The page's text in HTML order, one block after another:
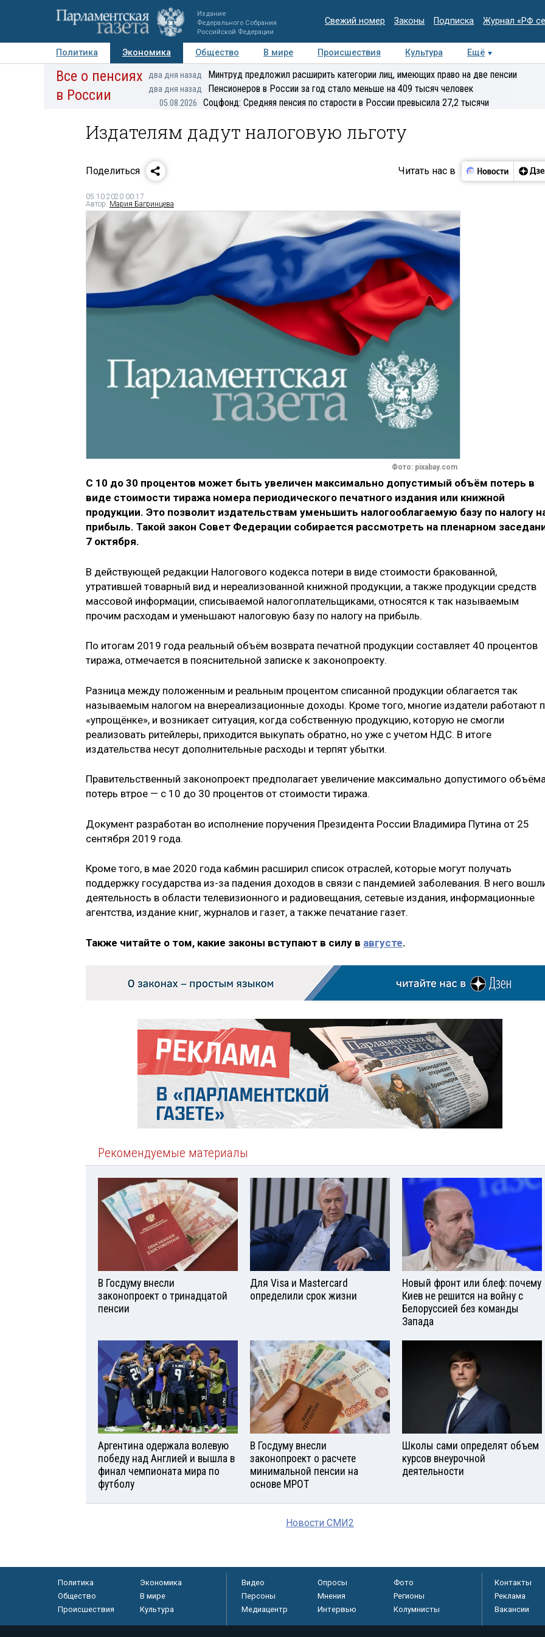
Издание
Федерального Собрания
Российской Федерации
Свежий номер Законы Подписка Журнал «РФ
Политика Экономика Общество В мире Происшествия Культура
Ещё
Авторы Персоны Мнения Регионы Медиацентр Интервью Колумнисты
Все о пенсиях
в России
два дня назад Минтруд предложил расширить категории лиц, имеющих право на две пенсии
два дня назад Пенсионеров в России за год стало меньше на 409 тысяч человек
05.08.2026 Соцфонд: Средняя пенсия по старости в России превысила 27,2 тысячи
Издателям дадут налоговую льготу
Поделиться Читать нас в
05.10.2020 00:17
Автор: Мария Багринцева
Фото: pixabay.com
С 10 до 30 процентов может быть увеличен максимально допустимый объём потерь в
виде стоимости тиража номера периодического печатного издания или книжной
продукции. Это позволит издательствам уменьшить налогооблагаемую базу по налогу
прибыль. Такой закон Совет Федерации собирается рассмотреть на пленарном
7 октября.
В действующей редакции Налогового кодекса потери в виде стоимости бракованной,
утратившей товарный вид и нереализованной книжной продукции, а также продукции средств
массовой информации, списываемой налогоплательщиками, относятся к так называемым
прочим расходам и уменьшают налоговую базу по налогу на прибыль.
По итогам 2019 года реальный объём возврата печатной продукции составляет 40 процентов
тиража, отмечается в пояснительной записке к законопроекту.
Разница между положенным и реальным процентом списанной продукции облагается так
называемым налогом на внереализационные доходы. Кроме того, многие издатели работают
«упрощёнке», и возникает ситуация, когда собственную продукцию, которую не смогли
реализовать ритейлеры, приходится выкупать обратно, но уже с учетом НДС. В итоге
издательства несут дополнительные расходы и терпят убытки.
Правительственный законопроект предполагает увеличение максимально допустимого
потерь втрое — с 10 до 30 процентов от стоимости тиража.
Документ разработан во исполнение поручения Президента России Владимира Путина от 25
сентября 2019 года.
Кроме того, в мае 2020 года кабмин расширил список отраслей, которые могут получать
поддержку государства из-за падения доходов в связи с пандемией заболевания. В него
деятельность в области телевизионного и радиовещания, сетевые издания, информационные
агентства, издание книг, журналов и газет, а также печатание газет.
Также читайте о том, какие законы вступают в силу в августе.
Рекомендуемые материалы
В Госдуму внесли
законопроект о тринадцатой
пенсии
Для Visа и Mastercard
определили срок жизни
Новый фронт или блеф: почему
Киев не решится на войну с
Белоруссией без команды
Запада
Аргентина одержала волевую
победу над Англией и вышла в
финал чемпионата мира по
футболу
В Госдуму внесли
законопроект о расчете
минимальной пенсии на
основе МРОТ
Школы сами определят объем
курсов внеурочной
деятельности
Новости СМИ2
Политика
Экономика
Общество
В мире
Происшествия
Культура
Видео Опросы
Фото
Персоны
Мнения
Регионы
Медиацентр
Интервью Колумнисты
Контакты
Реклама
Вакансии